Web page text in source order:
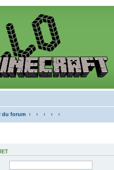
du forum